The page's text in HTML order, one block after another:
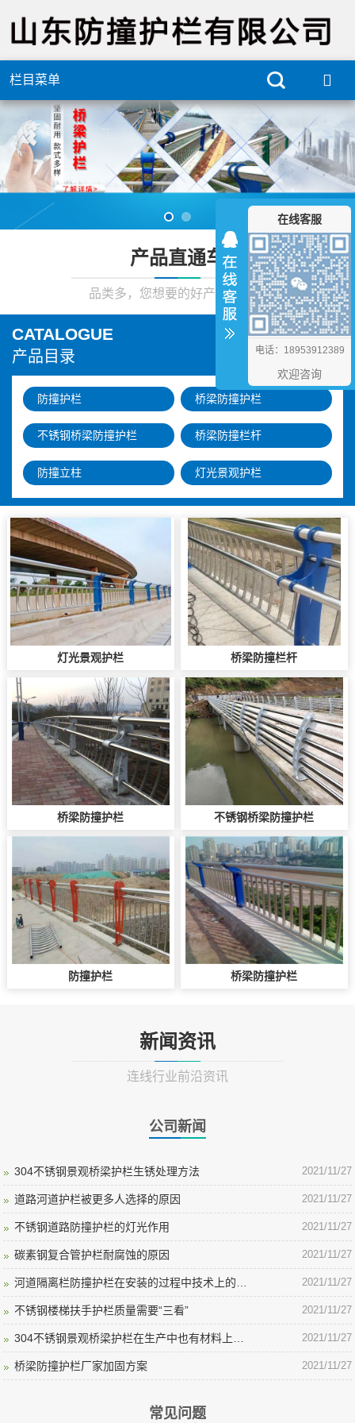
栏目菜单
产品直通车
品类多，您想要的好产品在这里
CATALOGUE
产品目录
防撞护栏 桥梁防撞护栏
不锈钢桥梁防撞护栏 桥梁防撞栏杆
防撞立柱 灯光景观护栏
灯光景观护栏 桥梁防撞栏杆
桥梁防撞护栏 不锈钢桥梁防撞护栏
防撞护栏 桥梁防撞护栏
新闻资讯
连线行业前沿资讯
公司新闻
304不锈钢景观桥梁护栏生锈处理方法 2021/11/27
道路河道护栏被更多人选择的原因 2021/11/27
不锈钢道路防撞护栏的灯光作用 2021/11/27
碳素钢复合管护栏耐腐蚀的原因 2021/11/27
2021/11/27
不锈钢楼梯扶手护栏质量需要“三看” 2021/11/27
2021/11/27
桥梁防撞护栏厂家加固方案 2021/11/27
常见问题
在线客服
电话：18953912389
欢迎咨询